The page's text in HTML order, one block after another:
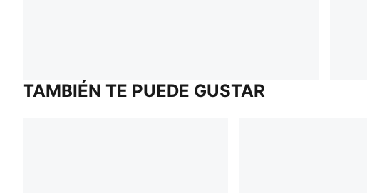
TAMBIÉN TE PUEDE GUSTAR